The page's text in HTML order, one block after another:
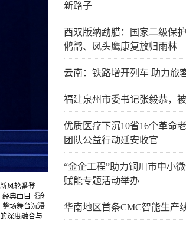
风轮番登
经典曲目《沧
整场舞台沉浸
深度融合与
新路子
西双版纳勐腊：国家二级保
鸺鹠、凤头鹰康复放归雨林
云南：铁路增开列车 助力旅
福建泉州市委书记张毅恭，
优质医疗下沉10省16个革命
团队公益行动延安收官
“金企工程”助力铜川市中小
赋能专题活动举办
华南地区首条CMC智能生产